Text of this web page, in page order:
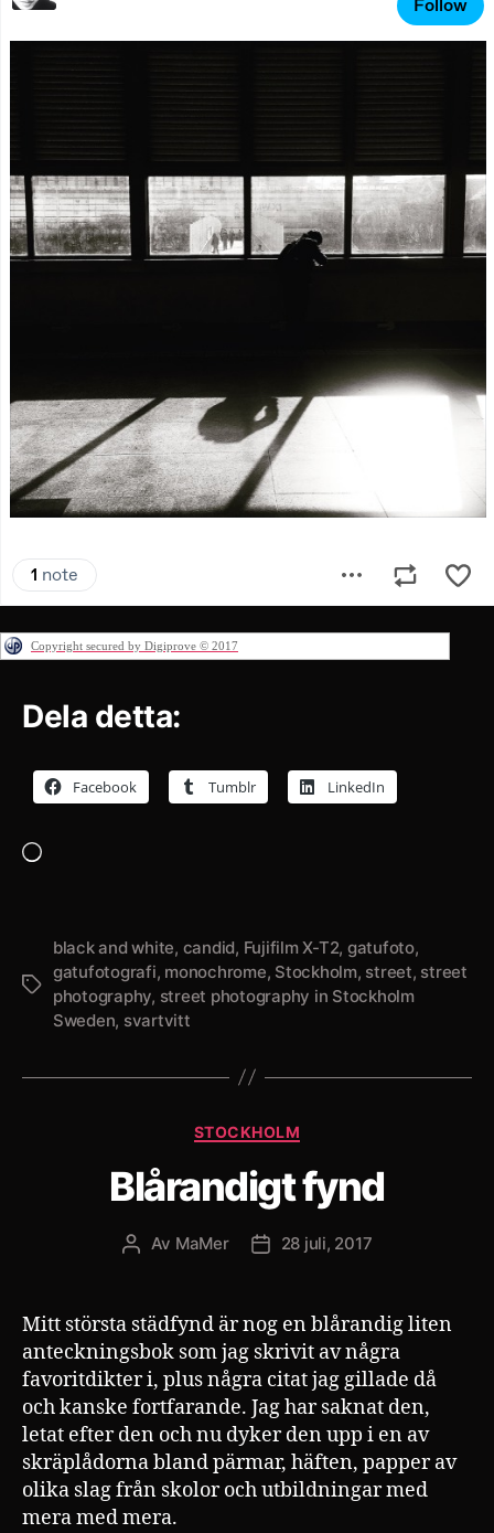
Copyright secured by Digiprove © 2017
Dela detta:
Facebook Tumblr LinkedIn
Etiketter
black and white, candid, Fujifilm X-T2, gatufoto,
gatufotografi, monochrome, Stockholm, street, street
photography, street photography in Stockholm
Sweden, svartvitt
Kategorier
STOCKHOLM
Blårandigt fynd
Inläggsförfattare
Av MaMer Inläggsdatum
28 juli, 2017
Mitt största städfynd är nog en blårandig liten
anteckningsbok som jag skrivit av några
favoritdikter i, plus några citat jag gillade då
och kanske fortfarande. Jag har saknat den,
letat efter den och nu dyker den upp i en av
skräplådorna bland pärmar, häften, papper av
olika slag från skolor och utbildningar med
mera med mera.